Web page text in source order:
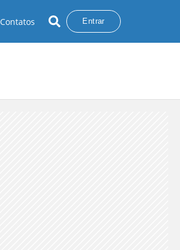
Contatos Entrar